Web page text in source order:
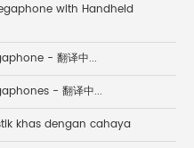
with Handheld
- 翻译中...
- 翻译中...
khas dengan cahaya